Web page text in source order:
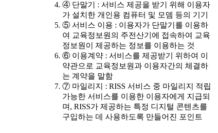
④ 단말기 : 서비스 제공을 받기 위해 이용자
가 설치한 개인용 컴퓨터 및 모뎀 등의 기기
⑤ 서비스 이용 : 이용자가 단말기를 이용하
여 교육정보원의 주전산기에 접속하여 교육
정보원이 제공하는 정보를 이용하는 것
⑥ 이용계약 : 서비스를 제공받기 위하여 이
약관으로 교육정보원과 이용자간의 체결하
는 계약을 말함
⑦ 마일리지 : RISS 서비스 중 마일리지 적립
가능한 서비스를 이용한 이용자에게 지급되
며, RISS가 제공하는 특정 디지털 콘텐츠를
구입하는 데 사용하도록 만들어진 포인트